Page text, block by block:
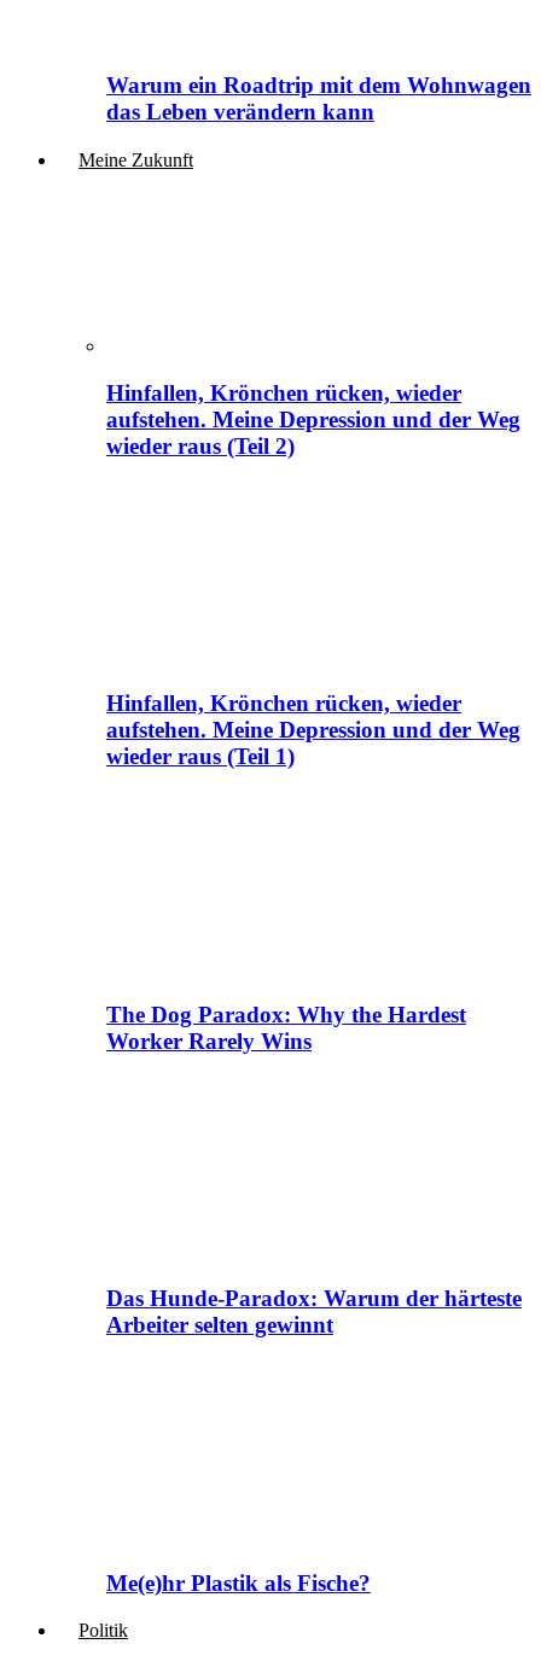
Warum ein Roadtrip mit dem Wohnwagen
das Leben verändern kann
Meine Zukunft
Hinfallen, Krönchen rücken, wieder
aufstehen. Meine Depression und der Weg
wieder raus (Teil 2)
Hinfallen, Krönchen rücken, wieder
aufstehen. Meine Depression und der Weg
wieder raus (Teil 1)
The Dog Paradox: Why the Hardest
Worker Rarely Wins
Das Hunde-Paradox: Warum der härteste
Arbeiter selten gewinnt
Me(e)hr Plastik als Fische?
Politik